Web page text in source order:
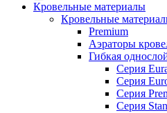
Кровельные материалы
Кровельные
Premium
Аэраторы
Гибкая
Серия
Серия
Серия
Серия